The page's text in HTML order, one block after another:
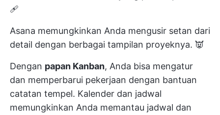
🩹
Asana memungkinkan Anda mengusir setan dari
detail dengan berbagai tampilan proyeknya. 👿
Dengan papan Kanban, Anda bisa mengatur
dan memperbarui pekerjaan dengan bantuan
catatan tempel. Kalender dan jadwal
memungkinkan Anda memantau jadwal dan